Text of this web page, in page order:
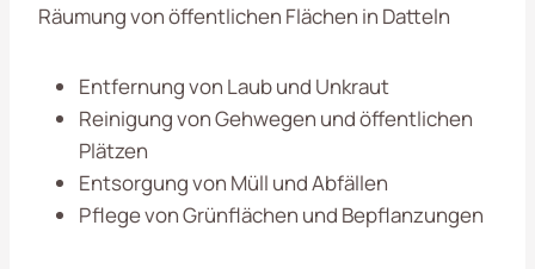
Räumung von öffentlichen Flächen in Datteln
Entfernung von Laub und Unkraut
Reinigung von Gehwegen und öffentlichen
Plätzen
Entsorgung von Müll und Abfällen
Pflege von Grünflächen und Bepflanzungen